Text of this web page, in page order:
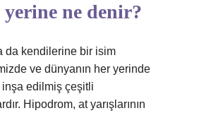
yerine ne denir?
da kendilerine bir isim
ve dünyanın her yerinde
inşa edilmiş çeşitli
Hipodrom, at yarışlarının